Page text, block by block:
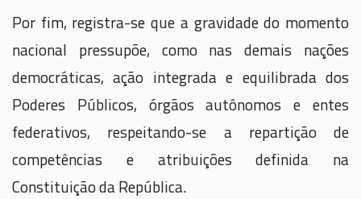
Por fim, registra-se que a gravidade do momento
nacional pressupõe, como nas demais nações
democráticas, ação integrada e equilibrada dos
Poderes Públicos, órgãos autônomos e entes
federativos, respeitando-se a repartição de
competências e atribuições definida na
Constituição da República.